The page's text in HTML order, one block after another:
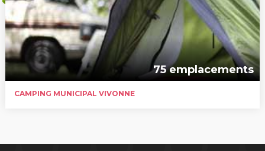
75 emplacements
CAMPING MUNICIPAL VIVONNE